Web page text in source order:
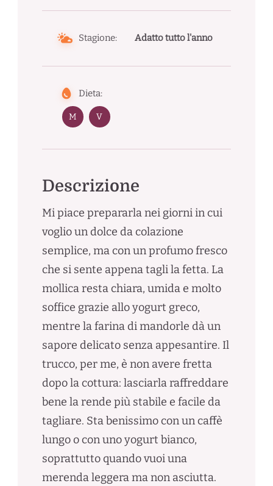
Stagione: Adatto tutto l'anno
Dieta:
M V
Descrizione
Mi piace prepararla nei giorni in cui
voglio un dolce da colazione
semplice, ma con un profumo fresco
che si sente appena tagli la fetta. La
mollica resta chiara, umida e molto
soffice grazie allo yogurt greco,
mentre la farina di mandorle dà un
sapore delicato senza appesantire. Il
trucco, per me, è non avere fretta
dopo la cottura: lasciarla raffreddare
bene la rende più stabile e facile da
tagliare. Sta benissimo con un caffè
lungo o con uno yogurt bianco,
soprattutto quando vuoi una
merenda leggera ma non asciutta.